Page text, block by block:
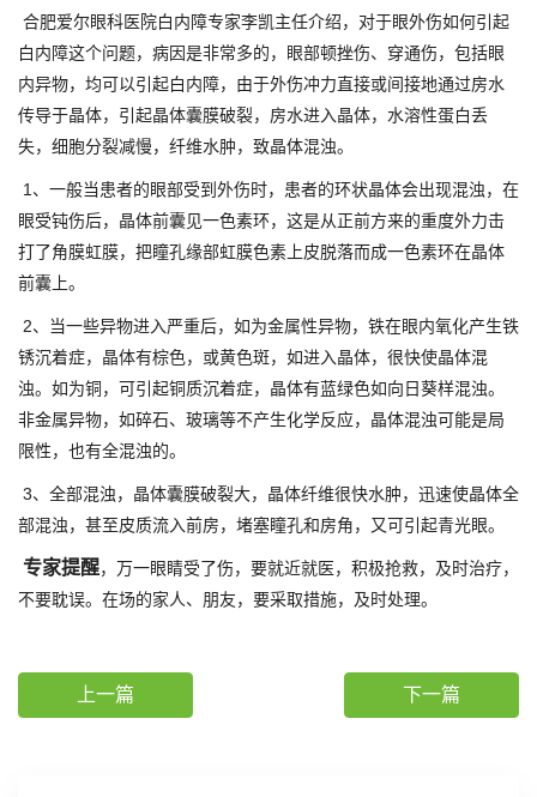
合肥爱尔眼科医院白内障专家李凯主任介绍，对于眼外伤如何引起
白内障这个问题，病因是非常多的，眼部顿挫伤、穿通伤，包括眼
内异物，均可以引起白内障，由于外伤冲力直接或间接地通过房水
传导于晶体，引起晶体囊膜破裂，房水进入晶体，水溶性蛋白丢
失，细胞分裂减慢，纤维水肿，致晶体混浊。
1、一般当患者的眼部受到外伤时，患者的环状晶体会出现混浊，在
眼受钝伤后，晶体前囊见一色素环，这是从正前方来的重度外力击
打了角膜虹膜，把瞳孔缘部虹膜色素上皮脱落而成一色素环在晶体
前囊上。
2、当一些异物进入严重后，如为金属性异物，铁在眼内氧化产生铁
锈沉着症，晶体有棕色，或黄色斑，如进入晶体，很快使晶体混
浊。如为铜，可引起铜质沉着症，晶体有蓝绿色如向日葵样混浊。
非金属异物，如碎石、玻璃等不产生化学反应，晶体混浊可能是局
限性，也有全混浊的。
3、全部混浊，晶体囊膜破裂大，晶体纤维很快水肿，迅速使晶体全
部混浊，甚至皮质流入前房，堵塞瞳孔和房角，又可引起青光眼。
专家提醒，万一眼睛受了伤，要就近就医，积极抢救，及时治疗，
不要耽误。在场的家人、朋友，要采取措施，及时处理。
上一篇 下一篇